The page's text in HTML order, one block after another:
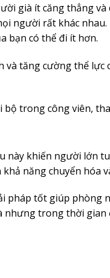
già ít căng thẳng
người rất khác
bạn có thể đi ít hơn.
tăng cường thể lực
trong công viên,
này khiến người lớn
năng chuyển hóa
pháp tốt giúp phòng
trong thời